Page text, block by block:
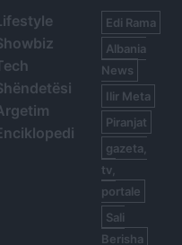
Edi Rama
Albania
News
Ilir Meta
Piranjat
gazeta,
tv,
portale
Sali
Berisha